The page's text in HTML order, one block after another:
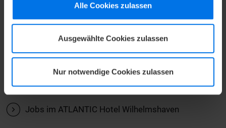
Alle Cookies zulassen
Ausgewählte Cookies zulassen
Nur notwendige Cookies zulassen
Karriere in der Hotellerie! Bei den ATLANTIC Hotels
erhalten Sie eine übertarifliche Vergütung und
arbeiten in einem vielseitigen Umfeld. Bestehenden
Qualitätsmanagements attraktive Fort- und
Weiterbildungsmaßnahmen an.
V Jobs im ATLANTIC Hotel Wilhelmshaven